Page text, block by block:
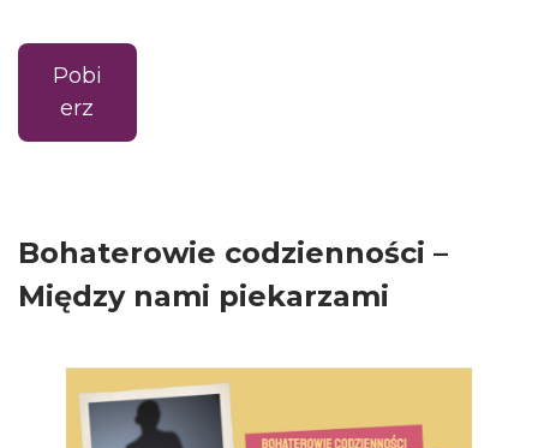
Pobi
erz
Bohaterowie codzienności –
Między nami piekarzami